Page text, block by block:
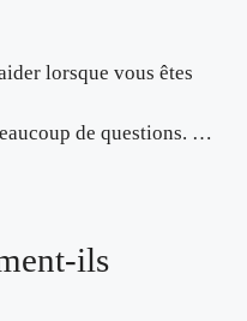
lorsque vous êtes
de questions. …
ils